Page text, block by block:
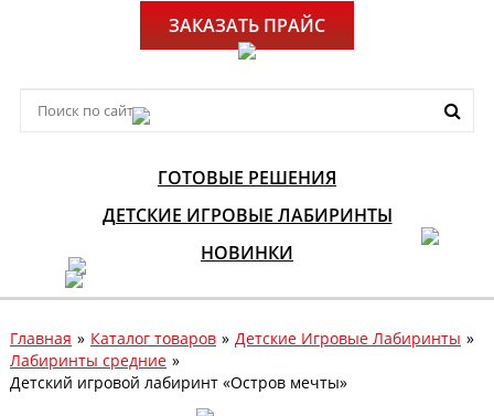
ЗАКАЗАТЬ ПРАЙС
ГОТОВЫЕ РЕШЕНИЯ
ДЕТСКИЕ ИГРОВЫЕ ЛАБИРИНТЫ
НОВИНКИ
Главная » Каталог товаров » Детские Игровые Лабиринты »
Лабиринты средние »
Детский игровой лабиринт «Остров мечты»